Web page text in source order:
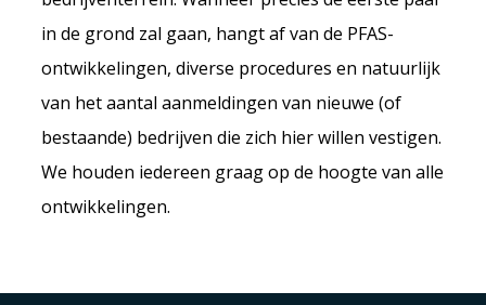
in de grond zal gaan, hangt af van de PFAS-
ontwikkelingen, diverse procedures en natuurlijk
van het aantal aanmeldingen van nieuwe (of
bestaande) bedrijven die zich hier willen vestigen.
We houden iedereen graag op de hoogte van alle
ontwikkelingen.